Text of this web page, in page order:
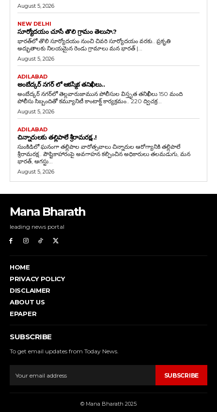
August 5, 2026
NEW DELHI
సూర్యోదయం చూసే తొలి గ్రామం తెలుసా.?
భారత్‌లో తొలి సూర్యోదయం నుంచి చివరి సూర్యోదయం వరకు.. ప్రకృతి
అద్భుతాలకు నిలయమైన రెండు గ్రామాలు మన భారత్ |...
August 5, 2026
ADILABAD
అంబేద్కర్ నగర్ లో ఆకస్మిక తనిఖీలు..
అంబేద్కర్ నగర్‌లో తెల్లవారుజామున పోలీసుల విస్తృత తనిఖీలు 150 మంది
పోలీసు సిబ్బందితో కమ్యూనిటీ కాంటాక్ట్ కార్యక్రమం.. 220 ద్విచక్ర...
August 5, 2026
ADILABAD
చిన్నారులకు తల్లిపాలే శ్రీరామరక్ష..!
సుంకిడిలో ఘనంగా తల్లిపాల వారోత్సవాలు చిన్నారుల ఆరోగ్యానికి తల్లిపాలే
శ్రీరామరక్ష.. పౌష్టికాహారంపై అవగాహన కల్పించిన అధికారులు తలమడుగు, మన
భారత్, ఆగస్టు...
August 5, 2026
Mana Bharath
leading news portal
HOME
PRIVACY POLICY
DISCLAIMER
ABOUT US
EPAPER
SUBSCRIBE
To get email updates from Today News.
SUBSCRIBE
© Mana Bharath 2025